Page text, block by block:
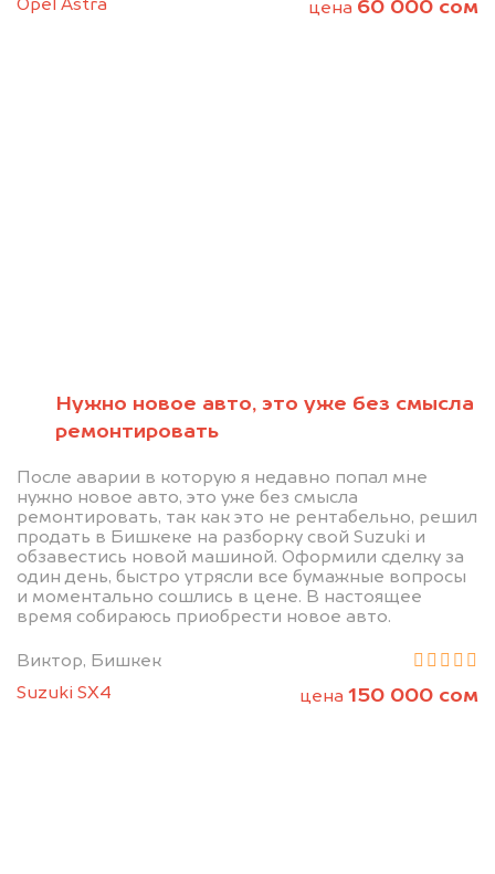
Opel Astra
цена 60 000 сом
Нужно новое авто, это уже без смысла
ремонтировать
После аварии в которую я недавно попал мне
нужно новое авто, это уже без смысла
ремонтировать, так как это не рентабельно, решил
продать в Бишкеке на разборку свой Suzuki и
обзавестись новой машиной. Оформили сделку за
один день, быстро утрясли все бумажные вопросы
и моментально сошлись в цене. В настоящее
время собираюсь приобрести новое авто.
Виктор, Бишкек
Suzuki SX4
цена 150 000 сом
Мы консультируем
БЕСПЛАТНО.
Узнайте стоимость автомобиля на
разборку.
Мы купим ваше авто на 20.000 сом
дороже, чем предлагают на
автоаукционах.